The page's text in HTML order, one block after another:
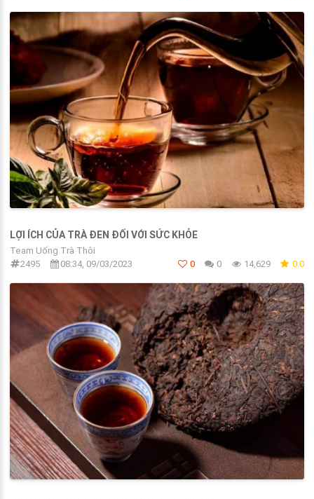
LỢI ÍCH CỦA TRÀ ĐEN ĐỐI VỚI SỨC KHỎE
Team Uống Trà Thôi
2495
08:34, 09/03/2023 0 0 14,629 0.0